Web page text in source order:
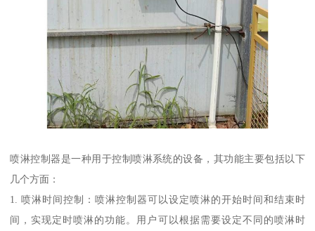
喷淋控制器是一种用于控制喷淋系统的设备，其功能主要包括以下
几个方面：
1. 喷淋时间控制：喷淋控制器可以设定喷淋的开始时间和结束时
间，实现定时喷淋的功能。用户可以根据需要设定不同的喷淋时